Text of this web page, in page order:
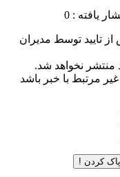
یافته : 0
تایید توسط مدیران
منتشر نخواهد شد.
مرتبط با خبر باشد
پاک کردن !